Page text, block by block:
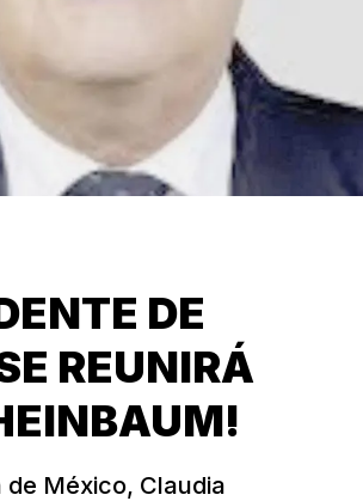
DE
REUNIRÁ
de México, Claudia